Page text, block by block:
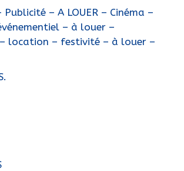
Publicité – A LOUER – Cinéma –
– à louer –
location – festivité – à louer –